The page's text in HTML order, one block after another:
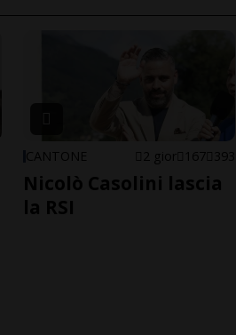
CANTONE 2 gior 167 393
Nicolò Casolini lascia
la RSI